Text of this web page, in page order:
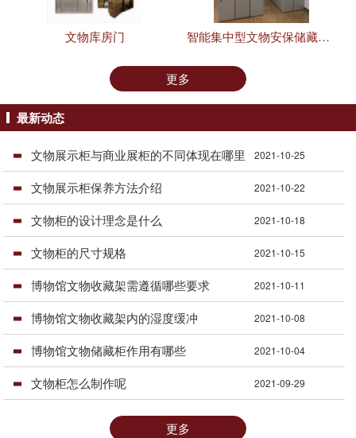
文物库房门 智能集中型文物安保储藏设施
更多
最新动态
文物展示柜与商业展柜的不同体现在哪里 2021-10-25
文物展示柜保养方法介绍 2021-10-22
文物柜的设计理念是什么 2021-10-18
文物柜的尺寸规格 2021-10-15
博物馆文物收藏架需遵循哪些要求 2021-10-11
博物馆文物收藏架内的湿度缓冲 2021-10-08
博物馆文物储藏柜作用有哪些 2021-10-04
文物柜怎么制作呢 2021-09-29
更多